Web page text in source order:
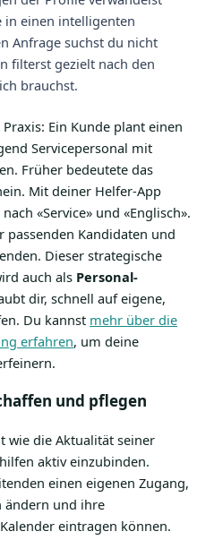
in einen intelligenten
Anfrage suchst du nicht
filterst gezielt nach den
brauchst.
Ein Kunde plant einen
Servicepersonal mit
Früher bedeutete das
Mit deiner Helfer-App
«Service» und «Englisch».
passenden Kandidaten und
Dieser strategische
auch als Personal-
dir, schnell auf eigene,
Du kannst mehr über die
erfahren, um deine
und pflegen
wie die Aktualität seiner
aktiv einzubinden.
einen eigenen Zugang,
ändern und ihre
eintragen können.